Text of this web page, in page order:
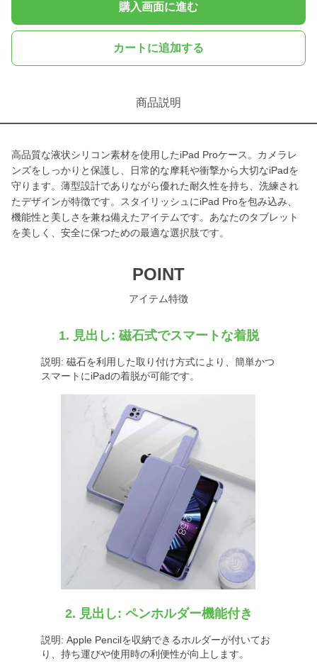
購入画面に進む
カートに追加する
商品説明
高品質な液状シリコン素材を使用したiPad Proケース。カメラレ
ンズをしっかりと保護し、日常的な摩耗や衝撃から大切なiPadを
守ります。薄型設計でありながら優れた耐久性を持ち、洗練され
たデザインが特徴です。スタイリッシュにiPad Proを包み込み、
機能性と美しさを兼ね備えたアイテムです。あなたのタブレット
を美しく、安全に保つための最適な選択肢です。
POINT
アイテム特徴
1. 見出し: 磁石式でスマートな着脱
説明: 磁石を利用した取り付け方式により、簡単かつ
スマートにiPadの着脱が可能です。
2. 見出し: ペンホルダー機能付き
説明: Apple Pencilを収納できるホルダーが付いてお
り、持ち運びや使用時の利便性が向上します。